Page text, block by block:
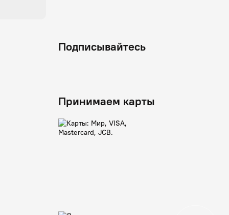
Подписывайтесь
Принимаем карты